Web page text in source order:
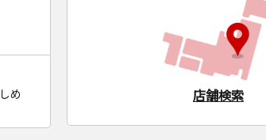
め
店舗検索